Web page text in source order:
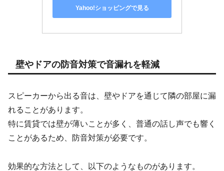
Yahoo!ショッピングで見る
壁やドアの防音対策で音漏れを軽減
スピーカーから出る音は、壁やドアを通じて隣の部屋に漏
れることがあります。
特に賃貸では壁が薄いことが多く、普通の話し声でも響く
ことがあるため、防音対策が必要です。
効果的な方法として、以下のようなものがあります。